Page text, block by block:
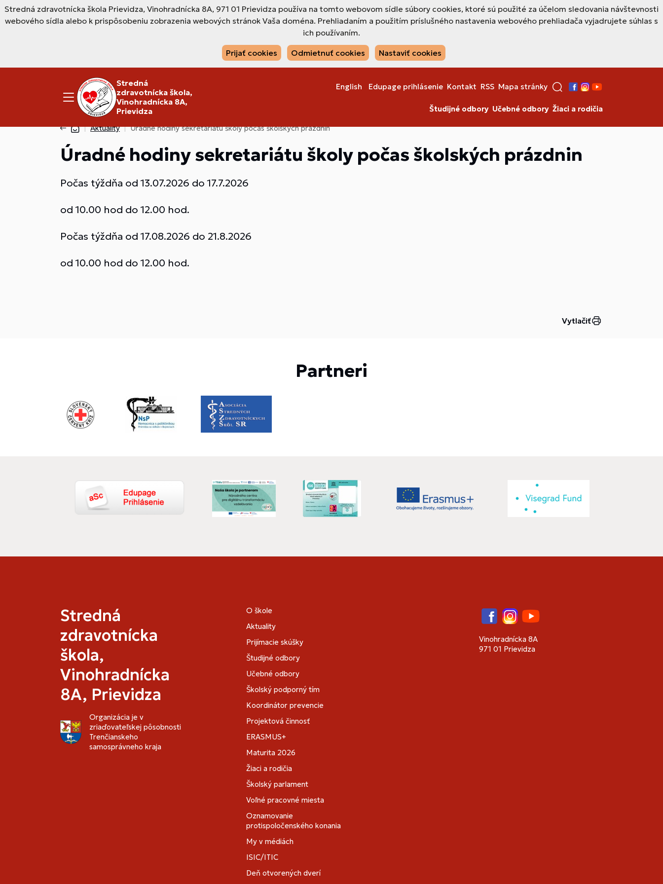
Stredná zdravotnícka škola Prievidza, Vinohradnícka 8A, 971 01 Prievidza používa na tomto webovom sídle súbory cookies, ktoré sú použité za účelom sledovania návštevnosti
webového sídla alebo k prispôsobeniu zobrazenia webových stránok Vaša doména. Prehliadaním a použitím príslušného nastavenia webového prehliadača vyjadrujete súhlas s
ich používaním.
Prijať cookies Odmietnuť cookies Nastaviť cookies
Stredná
zdravotnícka škola,
Vinohradnícka 8A,
Prievidza
English Edupage prihlásenie Kontakt RSS Mapa stránky
Facebook
Instagram
YouTube
Študijné odbory Učebné odbory Žiaci a rodičia
Aktuality Úradné hodiny sekretariátu školy počas školských prázdnin
Úradné hodiny sekretariátu školy počas školských prázdnin
Počas týždňa od 13.07.2026 do 17.7.2026
od 10.00 hod do 12.00 hod.
Počas týždňa od 17.08.2026 do 21.8.2026
od 10.00 hod do 12.00 hod.
Vytlačiť
Partneri
Stredná
zdravotnícka
škola,
Vinohradnícka
8A, Prievidza
Organizácia je v
zriaďovateľskej pôsobnosti
Trenčianskeho
samosprávneho kraja
O škole
Aktuality
Prijímacie skúšky
Študijné odbory
Učebné odbory
Školský podporný tím
Koordinátor prevencie
Projektová činnosť
ERASMUS+
Maturita 2026
Žiaci a rodičia
Školský parlament
Voľné pracovné miesta
Oznamovanie
protispoločenského konania
My v médiách
ISIC/ITIC
Deň otvorených dverí
FacebookInstagramYouTube
Vinohradnícka 8A
971 01 Prievidza